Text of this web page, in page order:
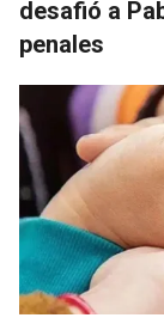
desafió a
penales